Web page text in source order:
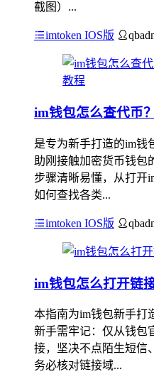
截图）...
imtoken IOS版
im钱包怎么查代币
是专为新手打造的im钱
助刚接触加密货币钱包
步骤清晰易懂，从打开
如何查找各类...
imtoken IOS版
im钱包怎么打开链
本指南为im钱包新手打
新手需牢记：仅从钱包
接，坚决不点陌生短信
务必核对链接域...